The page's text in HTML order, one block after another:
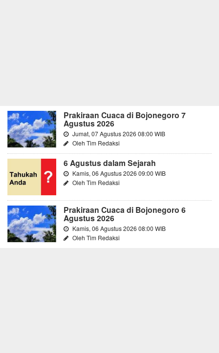
Prakiraan Cuaca di Bojonegoro 7
Agustus 2026
Jumat, 07 Agustus 2026 08:00 WIB
Oleh Tim Redaksi
6 Agustus dalam Sejarah
Kamis, 06 Agustus 2026 09:00 WIB
Oleh Tim Redaksi
Prakiraan Cuaca di Bojonegoro 6
Agustus 2026
Kamis, 06 Agustus 2026 08:00 WIB
Oleh Tim Redaksi